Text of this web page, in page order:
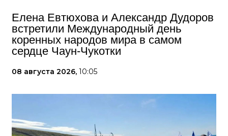
Елена Евтюхова и Александр Дудоров
встретили Международный день
коренных народов мира в самом
сердце Чаун-Чукотки
08 августа 2026, 10:05